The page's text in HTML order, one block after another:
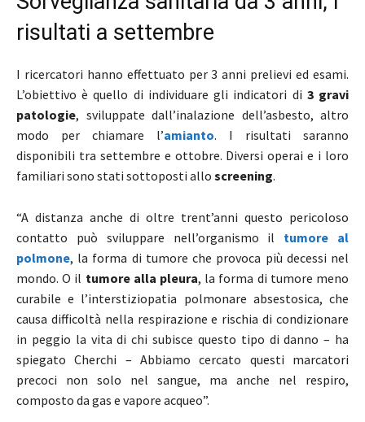
risultati a settembre
I ricercatori hanno effettuato per 3 anni prelievi ed esami.
L’obiettivo è quello di individuare gli indicatori di 3 gravi
patologie, sviluppate dall’inalazione dell’asbesto, altro
modo per chiamare l’amianto. I risultati saranno
disponibili tra settembre e ottobre. Diversi operai e i loro
familiari sono stati sottoposti allo screening.
“A distanza anche di oltre trent’anni questo pericoloso
contatto può sviluppare nell’organismo il tumore al
polmone, la forma di tumore che provoca più decessi nel
mondo. O il tumore alla pleura, la forma di tumore meno
curabile e l’interstiziopatia polmonare absestosica, che
causa difficoltà nella respirazione e rischia di condizionare
in peggio la vita di chi subisce questo tipo di danno – ha
spiegato Cherchi – Abbiamo cercato questi marcatori
precoci non solo nel sangue, ma anche nel respiro,
composto da gas e vapore acqueo”.